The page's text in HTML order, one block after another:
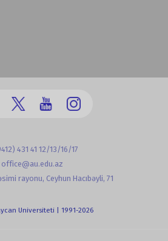
431 41 12/13/16/17
office@au.edu.az
rayonu, Ceyhun Hacıbəyli, 71
Universiteti | 1991-2026